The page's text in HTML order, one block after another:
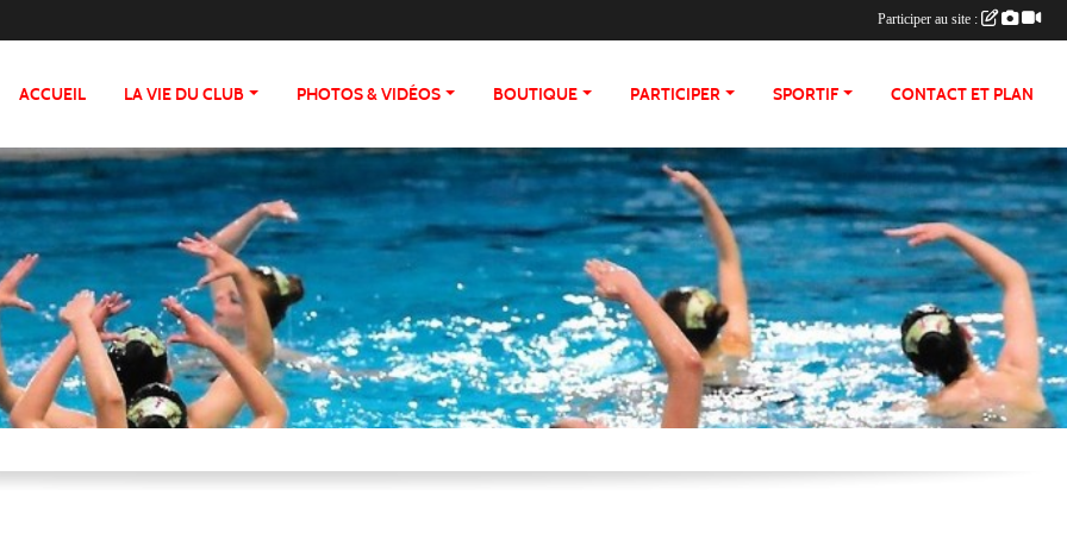
ACCUEIL LA VIE DU CLUB PHOTOS & VIDÉOS BOUTIQUE PARTICIPER SPORTIF CONTACT ET PLAN
Participer au site :